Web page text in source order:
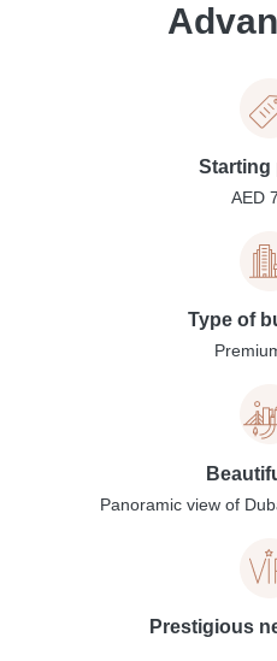
Starting
AED
Type of
Panoramic view of
Prestigious